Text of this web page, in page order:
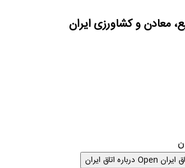
معادن و کشاورزی ایران
Open درباره اتاق ایران